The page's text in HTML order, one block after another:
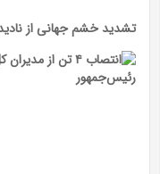
تشدید خشم جهانی از